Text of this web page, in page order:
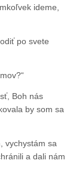
ideme,
po svete
Boh nás
by som sa
vychystám sa
a dali nám